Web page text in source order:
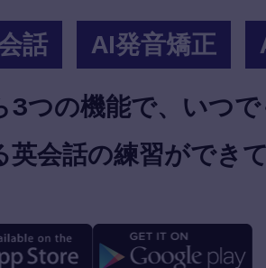
話 AI発音矯正
3つの機能で、いつ
英会話の練習ができ